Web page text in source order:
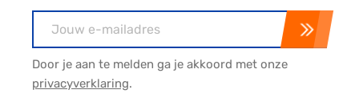
Door je aan te melden ga je akkoord met onze
privacyverklaring.